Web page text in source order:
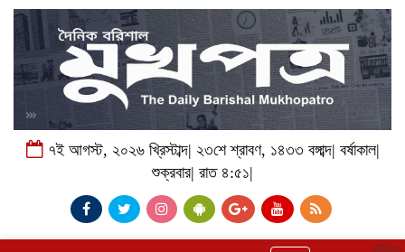
৭ই আগস্ট, ২০২৬ খ্রিস্টাব্দ| ২৩শে শ্রাবণ, ১৪৩৩ বঙ্গাব্দ| বর্ষাকাল|
শুক্রবার| রাত ৪:৫১|